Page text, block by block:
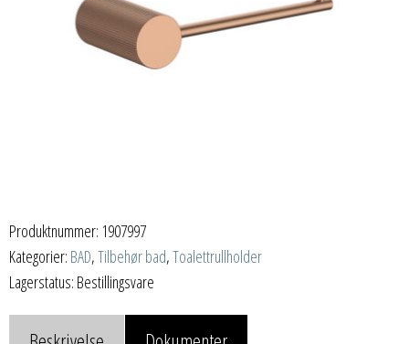
Produktnummer: 1907997
Kategorier: BAD,Tilbehør bad,Toalettrullholder
Lagerstatus: Bestillingsvare